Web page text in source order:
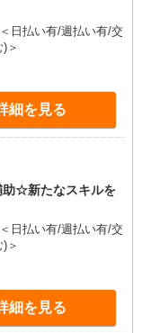
日払い有/週払い有/交
＞
細を見る
助☆新たなスキルを
日払い有/週払い有/交
＞
細を見る